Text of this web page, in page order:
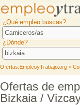
¿Qué empleo buscas?
¿Dónde?
Ofertas.EmpleoyTrabajo.org >
Ofertas de
Bizkaia /